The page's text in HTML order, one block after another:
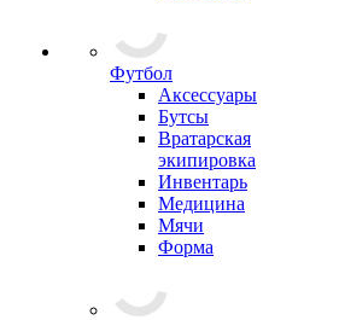
Футбол
Аксессуары
Бутсы
Вратарская
экипировка
Инвентарь
Медицина
Мячи
Форма